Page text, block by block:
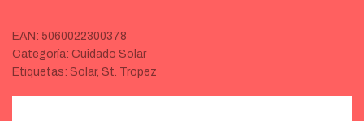
EAN: 5060022300378
Categoría: Cuidado Solar
Etiquetas: Solar, St. Tropez